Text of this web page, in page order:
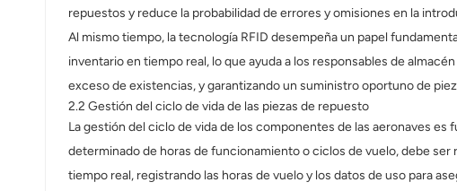
norsk
repuestos y reduce la probabilidad de errores y omisiones en la
Al mismo tiempo, la tecnología RFID desempeña un papel
inventario en tiempo real, lo que ayuda a los responsables de
exceso de existencias, y garantizando un suministro oportuno de
2.2 Gestión del ciclo de vida de las piezas de repuesto
La gestión del ciclo de vida de los componentes de las aeronaves
determinado de horas de funcionamiento o ciclos de vuelo, debe
tiempo real, registrando las horas de vuelo y los datos de uso para